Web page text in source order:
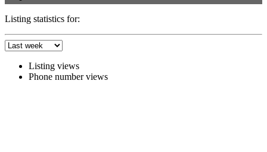
Listing statistics for:
Listing views
Phone number views